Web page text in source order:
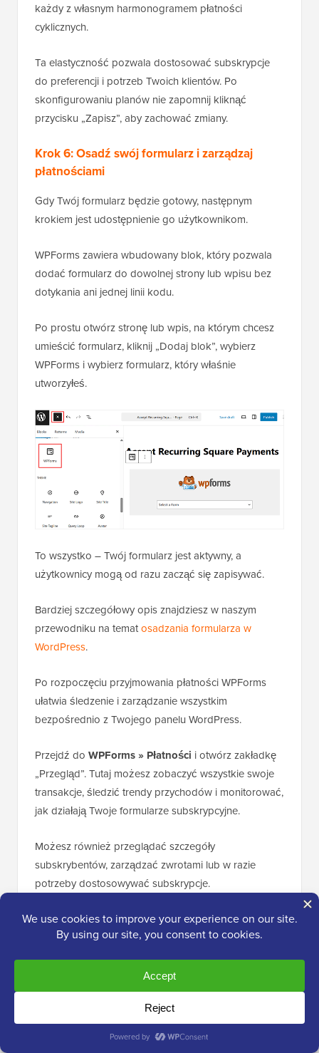
każdy z własnym harmonogramem płatności
cyklicznych.
Ta elastyczność pozwala dostosować subskrypcje
do preferencji i potrzeb Twoich klientów. Po
skonfigurowaniu planów nie zapomnij kliknąć
przycisku „Zapisz”, aby zachować zmiany.
Krok 6: Osadź swój formularz i zarządzaj
płatnościami
Gdy Twój formularz będzie gotowy, następnym
krokiem jest udostępnienie go użytkownikom.
WPForms zawiera wbudowany blok, który pozwala
dodać formularz do dowolnej strony lub wpisu bez
dotykania ani jednej linii kodu.
Po prostu otwórz stronę lub wpis, na którym chcesz
umieścić formularz, kliknij „Dodaj blok”, wybierz
WPForms i wybierz formularz, który właśnie
utworzyłeś.
To wszystko – Twój formularz jest aktywny, a
użytkownicy mogą od razu zacząć się zapisywać.
Bardziej szczegółowy opis znajdziesz w naszym
przewodniku na tematosadzania formularza w
WordPress.
Po rozpoczęciu przyjmowania płatności WPForms
ułatwia śledzenie i zarządzanie wszystkim
bezpośrednio z Twojego panelu WordPress.
Przejdź do WPForms » Płatności i otwórz zakładkę
„Przegląd”. Tutaj możesz zobaczyć wszystkie swoje
transakcje, śledzić trendy przychodów i monitorować,
jak działają Twoje formularze subskrypcyjne.
Możesz również przeglądać szczegóły
subskrybentów, zarządzać zwrotami lub w razie
potrzeby dostosowywać subskrypcje.